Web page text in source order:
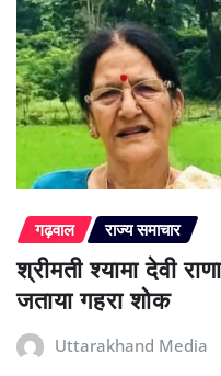
गढ़वाल राज्य समाचार
श्रीमती श्यामा देवी
जताया गहरा शोक
Uttarakhand Media